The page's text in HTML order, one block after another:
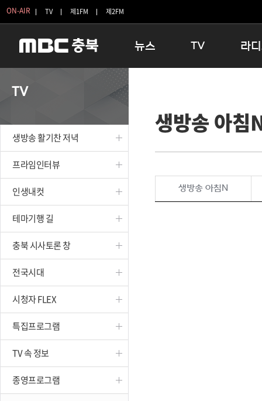
ON-AIR TV 제1FM 제2FM
뉴스
보은
옥천
TV
인생내컷
테마기행 길
시청자 FLEX
특집프로그램
라
16:00
우리 고
TV
생방송 활기찬 저녁
프라임인터뷰
인생내컷
테마기행 길
충북 시사토론 창
전국시대
시청자 FLEX
특집프로그램
TV 속 정보
종영프로그램
생방송 아침
생방송 아침N